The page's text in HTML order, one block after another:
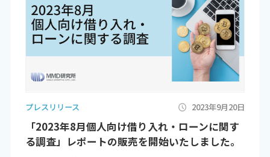
プレスリリース 2023年9月20日
「2023年8月個人向け借り入れ・ローンに関す
る調査」レポートの販売を開始いたしました。